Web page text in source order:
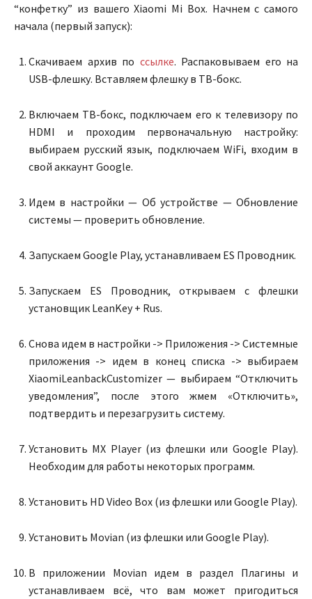
“конфетку” из вашего Xiaomi Mi Box. Начнем с самого
начала (первый запуск):
Скачиваем архив по ссылке. Распаковываем его на
USB-флешку. Вставляем флешку в ТВ-бокс.
Включаем ТВ-бокс, подключаем его к телевизору по
HDMI и проходим первоначальную настройку:
выбираем русский язык, подключаем WiFi, входим в
свой аккаунт Google.
Идем в настройки — Об устройстве — Обновление
системы — проверить обновление.
Запускаем Google Play, устанавливаем ES Проводник.
Запускаем ES Проводник, открываем с флешки
установщик LeanKey + Rus.
Снова идем в настройки -> Приложения -> Системные
приложения -> идем в конец списка -> выбираем
XiaomiLeanbackCustomizer — выбираем “Отключить
уведомления”, после этого жмем «Отключить»,
подтвердить и перезагрузить систему.
Установить MX Player (из флешки или Google Play).
Необходим для работы некоторых программ.
Установить HD Video Box (из флешки или Google Play).
Установить Movian (из флешки или Google Play).
В приложении Movian идем в раздел Плагины и
устанавливаем всё, что вам может пригодиться